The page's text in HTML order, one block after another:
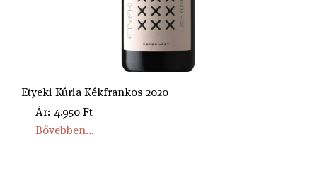
Etyeki Kúria Kékfrankos 2020
Ár: 4.950 Ft
Bővebben...